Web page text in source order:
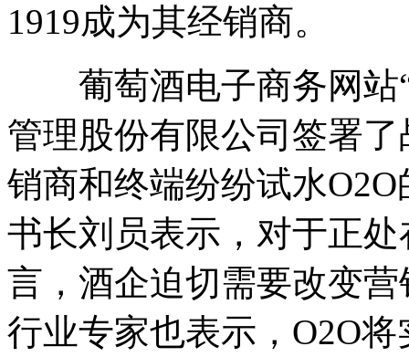
1919成为其经销商。
葡萄酒电子商务网站“
管理股份有限公司签署
销商和终端纷纷试水
书长刘员表示，对于正
言，酒企迫切需要改变
行业专家也表示，O2O